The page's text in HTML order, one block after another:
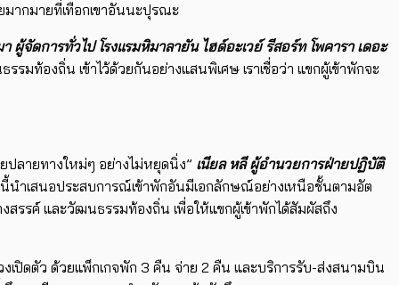
มากมายที่เทือกเขาอันนะปุรณะ
ผู้จัดการทั่วไป โรงแรมหิมาลายัน ไฮด์อะเวย์ รีสอร์ท โพคารา เดอะ
ท้องถิ่น เข้าไว้ด้วยกันอย่างแสนพิเศษ เราเชื่อว่า แขกผู้เข้าพักจะ
ปลายทางใหม่ๆ อย่างไม่หยุดนิ่ง” เนียล หลี ผู้อำนวยการฝ่ายปฏิบัติ
นำเสนอประสบการณ์เข้าพักอันมีเอกลักษณ์อย่างเหนือชั้นตามอัต
รรค์ และวัฒนธรรมท้องถิ่น เพื่อให้แขกผู้เข้าพักได้สัมผัสถึง
งเปิดตัว ด้วยแพ็กเกจพัก 3 คืน จ่าย 2 คืน และบริการรับ-ส่งสนามบิน